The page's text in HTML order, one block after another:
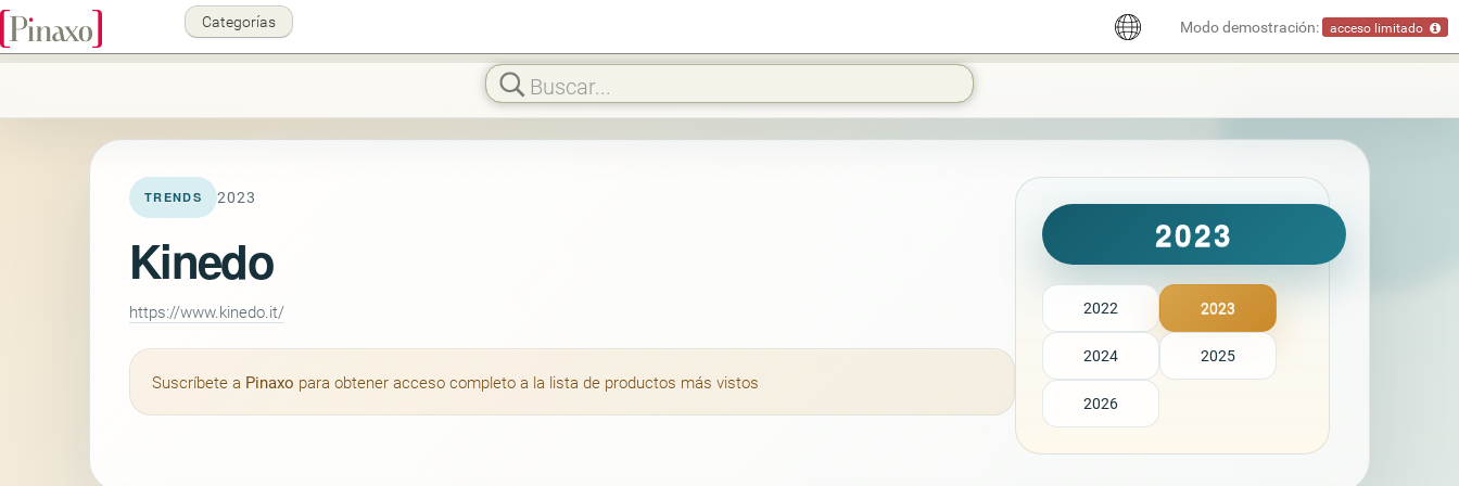
Modo demostración: acceso limitado
Categorías
TRENDS 2023
Kinedo
https://www.kinedo.it/
Suscríbete a Pinaxo para obtener acceso completo a la lista de productos más vistos
2023
2022 2023
2024 2025
2026